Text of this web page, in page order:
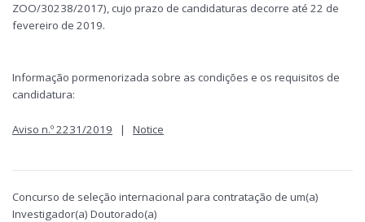
ZOO/30238/2017), cujo prazo de candidaturas decorre até 22 de
fevereiro de 2019.
Informação pormenorizada sobre as condições e os requisitos de
candidatura:
Aviso n.º 2231/2019 | Notice
Concurso de seleção internacional para contratação de um(a)
Investigador(a) Doutorado(a)